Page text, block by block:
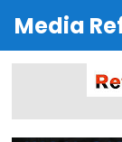
Media